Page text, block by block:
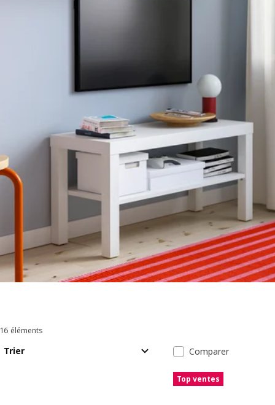
Trier et filtrer
16 éléments
Trier Liste des
Comparer
Top ventes